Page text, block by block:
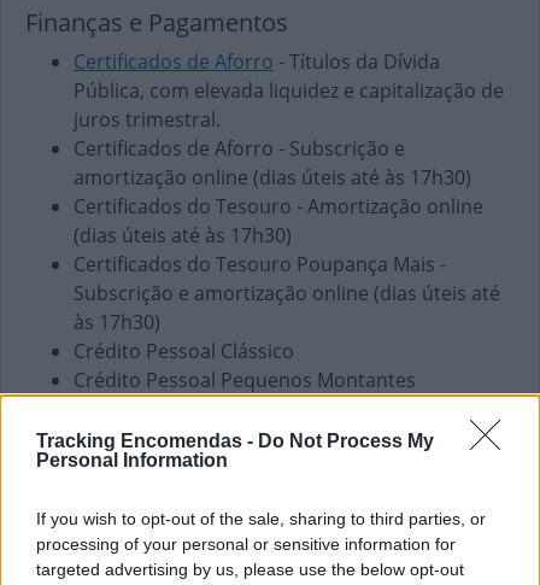
Tracking Encomendas - Do Not Process My
Personal Information
If you wish to opt-out of the sale, sharing to third parties, or
processing of your personal or sensitive information for
targeted advertising by us, please use the below opt-out
Finanças e Pagamentos
Certificados de Aforro - Títulos da Dívida
Pública, com elevada liquidez e capitalização de
juros trimestral.
Certificados de Aforro - Subscrição e
amortização online (dias úteis até às 17h30)
Certificados do Tesouro - Amortização online
(dias úteis até às 17h30)
Certificados do Tesouro Poupança Mais -
Subscrição e amortização online (dias úteis até
às 17h30)
Crédito Pessoal Clássico
Crédito Pessoal Pequenos Montantes
Envio de vales - Nacionais
Fundos de Investimento
Pagamento de Coimas
Pagamento de Faturas